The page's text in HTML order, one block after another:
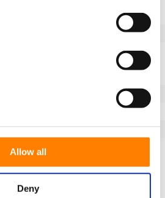
Allow all
Deny
FL